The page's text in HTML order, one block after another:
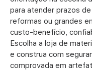
para atender prazos
reformas ou grandes
custo-benefício,
Escolha a loja de
e construa com
comprovada em